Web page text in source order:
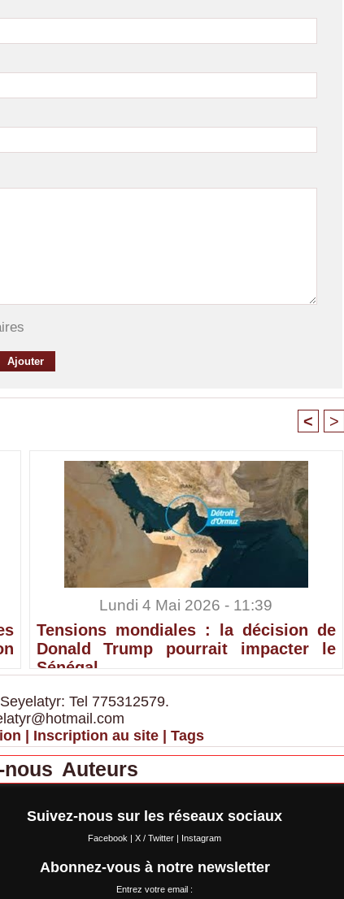
< >
Lundi 4 Mai 2026 - 11:39
Tensions mondiales : la décision de
Donald Trump pourrait impacter le
Sénégal
Tel 775312579.
| Inscription au site | Tags
nous Auteurs
Suivez-nous sur les réseaux sociaux
Facebook | X / Twitter | Instagram
Abonnez-vous à notre newsletter
Entrez votre email :